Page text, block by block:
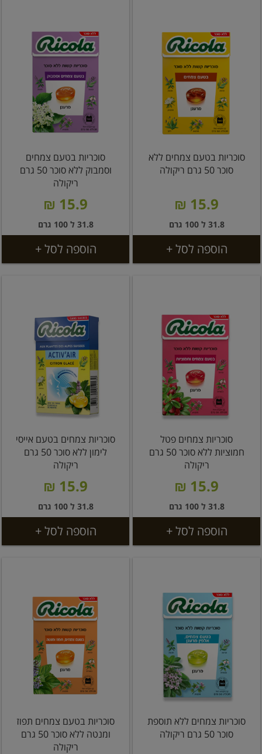
סוכריות בטעם צמחים ללא
סוכר 50 גרם ריקולה
15.9 ₪
31.8 ל 100 גרם
הוספה לסל +
סוכריות בטעם צמחים
וסמבוק ללא סוכר 50 גרם
ריקולה
15.9 ₪
31.8 ל 100 גרם
הוספה לסל +
סוכריות צמחים פטל
חמוציות ללא סוכר 50 גרם
ריקולה
15.9 ₪
31.8 ל 100 גרם
הוספה לסל +
סוכריות צמחים בטעם אייסי
לימון ללא סוכר 50 גרם
ריקולה
15.9 ₪
31.8 ל 100 גרם
הוספה לסל +
סוכריות צמחים ללא תוספת
סוכר 50 גרם ריקולה
סוכריות בטעם צמחים תפוז
ומנטה ללא סוכר 50 גרם
ריקולה